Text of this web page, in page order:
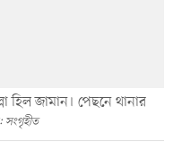
হিল জামান। পেছনে থানার
সংগৃহীত